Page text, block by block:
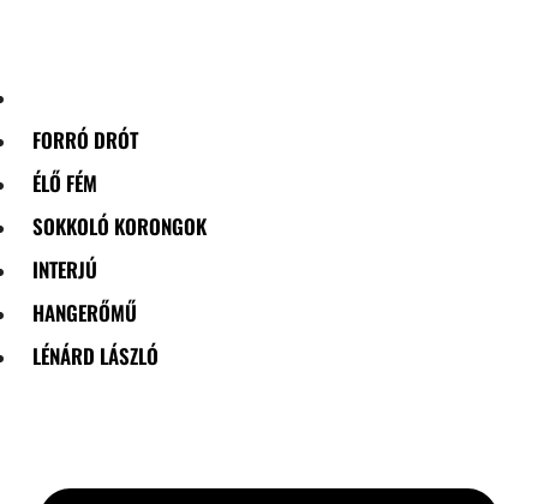
FORRÓ DRÓT
ÉLŐ FÉM
SOKKOLÓ KORONGOK
INTERJÚ
HANGERŐMŰ
LÉNÁRD LÁSZLÓ